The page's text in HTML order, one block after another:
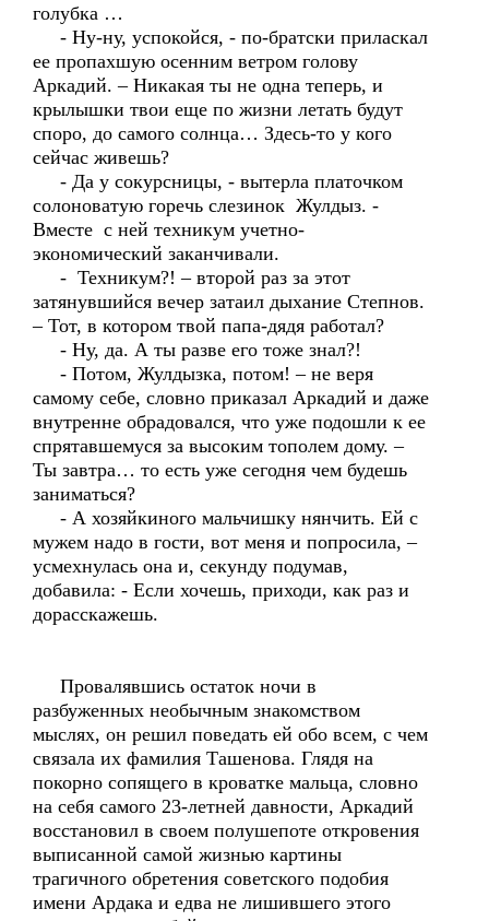
голубка …
- Ну-ну, успокойся, - по-братски приласкал
ее пропахшую осенним ветром голову
Аркадий. – Никакая ты не одна теперь, и
крылышки твои еще по жизни летать будут
споро, до самого солнца… Здесь-то у кого
сейчас живешь?
- Да у сокурсницы, - вытерла платочком
солоноватую горечь слезинок Жулдыз. -
Вместе с ней техникум учетно-
экономический заканчивали.
- Техникум?! – второй раз за этот
затянувшийся вечер затаил дыхание Степнов.
– Тот, в котором твой папа-дядя работал?
- Ну, да. А ты разве его тоже знал?!
- Потом, Жулдызка, потом! – не веря
самому себе, словно приказал Аркадий и даже
внутренне обрадовался, что уже подошли к ее
спрятавшемуся за высоким тополем дому. –
Ты завтра… то есть уже сегодня чем будешь
заниматься?
- А хозяйкиного мальчишку нянчить. Ей с
мужем надо в гости, вот меня и попросила, –
усмехнулась она и, секунду подумав,
добавила: - Если хочешь, приходи, как раз и
дорасскажешь.
Провалявшись остаток ночи в
разбуженных необычным знакомством
мыслях, он решил поведать ей обо всем, с чем
связала их фамилия Ташенова. Глядя на
покорно сопящего в кроватке мальца, словно
на себя самого 23-летней давности, Аркадий
восстановил в своем полушепоте откровения
выписанной самой жизнью картины
трагичного обретения советского подобия
имени Ардака и едва не лишившего этого